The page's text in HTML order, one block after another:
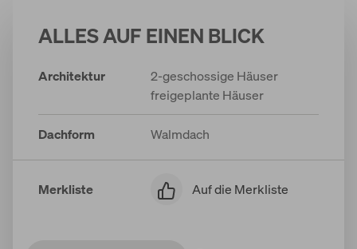
ALLES AUF EINEN BLICK
Architektur
2-geschossige Häuser
freigeplante Häuser
Dachform Walmdach
Merkliste Auf die Merkliste